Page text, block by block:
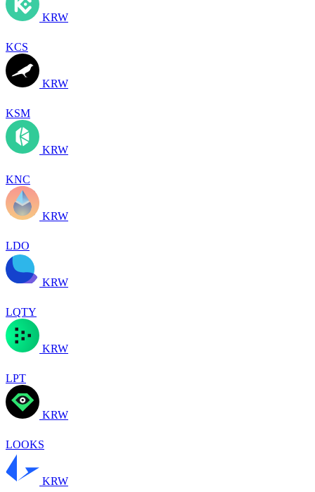
KRW
KCS
KRW
KSM
KRW
KNC
KRW
LDO
KRW
LQTY
KRW
LPT
KRW
LOOKS
KRW